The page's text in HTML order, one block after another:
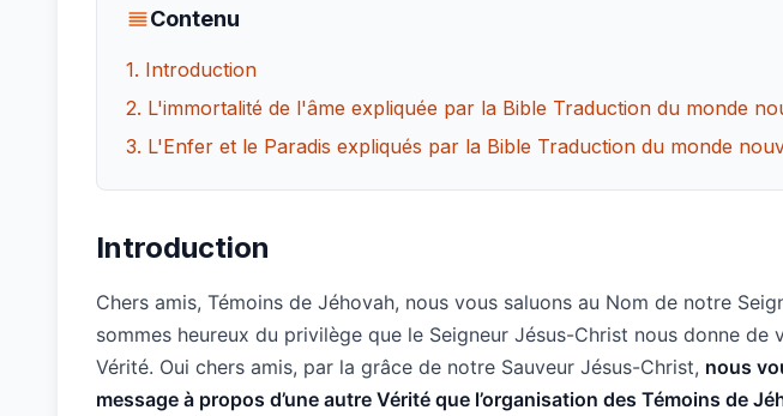
Contenu
1. Introduction
2. L'immortalité de l'âme expliquée par la Bible Traduction du monde
3. L'Enfer et le Paradis expliqués par la Bible Traduction du monde
Introduction
Chers amis, Témoins de Jéhovah, nous vous saluons au Nom de notre
sommes heureux du privilège que le Seigneur Jésus-Christ nous donne de
Vérité. Oui chers amis, par la grâce de notre Sauveur Jésus-Christ, nous
message à propos d’une autre Vérité que l’organisation des Témoins de